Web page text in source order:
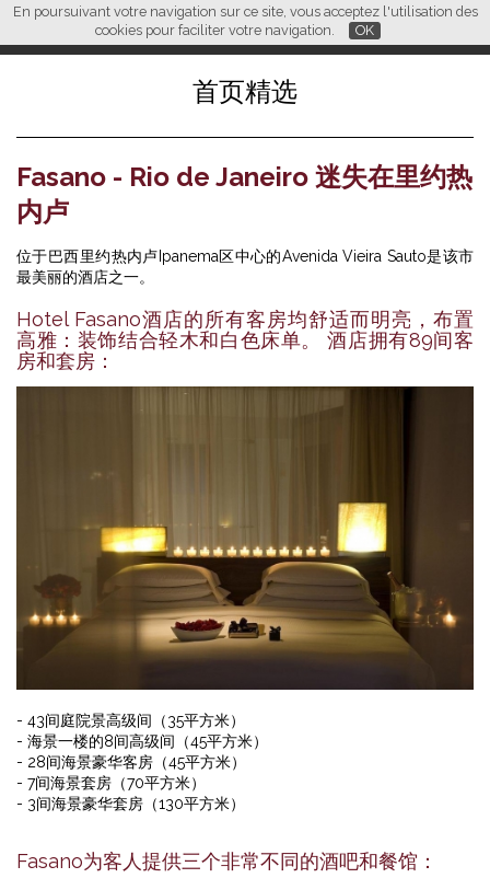
En poursuivant votre navigation sur ce site, vous acceptez l'utilisation des
cookies pour faciliter votre navigation.
OK
FR EN CN
L M
首页精选
Fasano - Rio de Janeiro 迷失在里约热
内卢
位于巴西里约热内卢Ipanema区中心的Avenida Vieira Sauto是该市
最美丽的酒店之一。
Hotel Fasano酒店的所有客房均舒适而明亮，布置
高雅：装饰结合轻木和白色床单。 酒店拥有89间客
房和套房：
- 43间庭院景高级间（35平方米）
- 海景一楼的8间高级间（45平方米）
- 28间海景豪华客房（45平方米）
- 7间海景套房（70平方米）
- 3间海景豪华套房（130平方米）
Fasano为客人提供三个非常不同的酒吧和餐馆：